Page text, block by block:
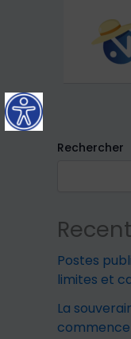
Rechercher
Postes
limites et
La